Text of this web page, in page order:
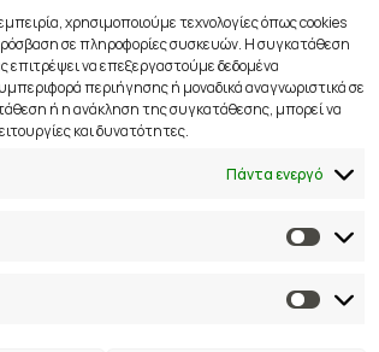
χρησιμοποιούμε τεχνολογίες όπως cookies
σε πληροφορίες συσκευών. Η συγκατάθεση
επιτρέψει να επεξεργαστούμε δεδομένα
περιήγησης ή μοναδικά αναγνωριστικά σε
ή η ανάκληση της συγκατάθεσης, μπορεί να
και δυνατότητες.
Πάντα ενεργό
Σχεδιαστές